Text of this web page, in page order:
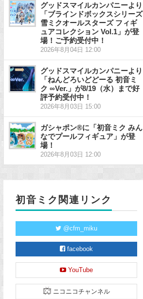
グッドスマイルカンパニーより
「ブラインドボックスシリーズ
雪ミクオールスターズ フィギ
ュアコレクション Vol.1」が登
場！ご予約受付中！
2026年8月04日 12:00
グッドスマイルカンパニーより
「ねんどろいどどーる 初音ミ
ク ∞Ver.」が8/19（水）まで好
評予約受付中！
2026年8月03日 15:00
ガシャポン®に「初音ミク みん
なでプールフィギュア」が登
場！
2026年8月03日 12:00
初音ミク関連リンク
@cfm_miku
facebook
YouTube
ニコニコチャンネル